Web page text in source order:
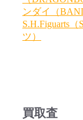
ル
Z
孫
悟
ク
ンダイ（
S.H.Figuarts
ツ）
買取査